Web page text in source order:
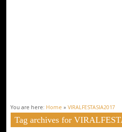
You are here: Home » VIRALFESTASIA2017
Tag archives for